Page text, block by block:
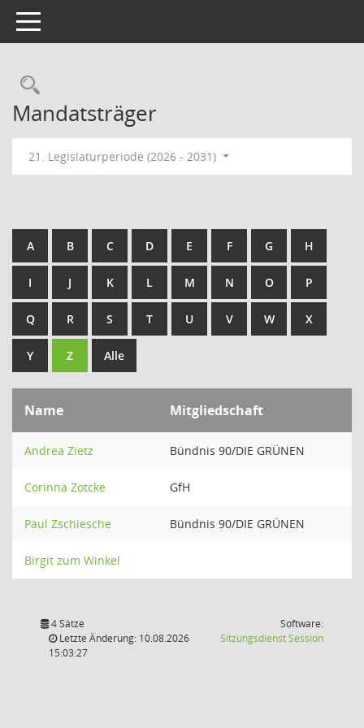
Toggle navigation
Rechercheauswahl
Mandatsträger
21. Legislaturperiode (2026 - 2031)
A B C D E F G H
I J K L M N O P
Q R S T U V W X
Y Z Alle
Name Mitgliedschaft
Andrea Zietz Bündnis 90/DIE GRÜNEN
Corinna Zotcke GfH
Paul Zschiesche Bündnis 90/DIE GRÜNEN
Birgit zum Winkel
4 Sätze
Letzte Änderung: 10.08.2026
15:03:27
Software:
SitzungsdienstSession(Wird in